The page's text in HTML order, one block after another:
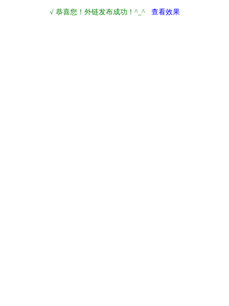
√ 恭喜您！外链发布成功！^_^ 查看效果